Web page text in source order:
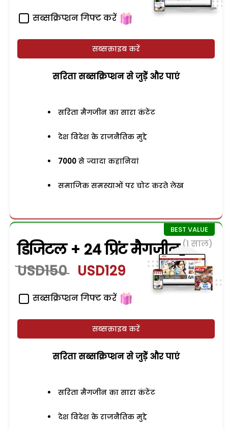
सब्सक्रिप्शन गिफ्ट करें
सब्सक्राइब करें
सरिता सब्सक्रिप्शन से जुड़ेें और पाएं
सरिता मैगजीन का सारा कंटेंट
देश विदेश के राजनैतिक मुद्दे
7000 से ज्यादा कहानियां
समाजिक समस्याओं पर चोट करते लेख
डिजिटल + 24 प्रिंट मैगजीन (1 साल)
USD150 USD129
सब्सक्रिप्शन गिफ्ट करें
सब्सक्राइब करें
सरिता सब्सक्रिप्शन से जुड़ेें और पाएं
सरिता मैगजीन का सारा कंटेंट
देश विदेश के राजनैतिक मुद्दे